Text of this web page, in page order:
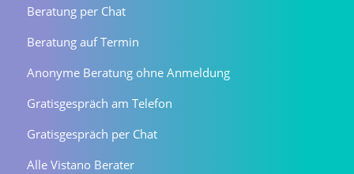
Beratung per Chat
Beratung auf Termin
Anonyme Beratung ohne Anmeldung
Gratisgespräch am Telefon
Gratisgespräch per Chat
Alle Vistano Berater